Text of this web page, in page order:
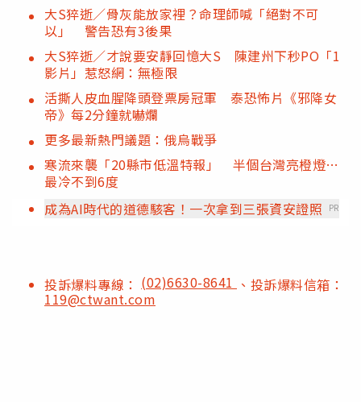
大S猝逝／骨灰能放家裡？命理師喊「絕對不可
以」 警告恐有3後果
大S猝逝／才說要安靜回憶大S 陳建州下秒PO「1
影片」惹怒網：無極限
活撕人皮血腥降頭登票房冠軍 泰恐怖片《邪降女
帝》每2分鐘就嚇爛
更多最新熱門議題：俄烏戰爭
寒流來襲「20縣市低溫特報」 半個台灣亮橙燈…
最冷不到6度
成為AI時代的道德駭客！一次拿到三張資安證照
PR
投訴爆料專線： (02)6630-8641 、投訴爆料信箱：
119@ctwant.com